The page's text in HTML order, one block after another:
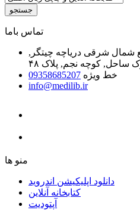
جستجو
ﺗﻤﺎﺱ ﺑﺎﻣﺎ
شمال شرقی دریاچه چیتگر,
کوچه نجم, پلاک ۴۸
خط ویژه 09358685207
info@medilib.ir
ﻣﻨﻮ ﻫﺎ
دانلود اپلیکیشن اندروید
ﮐﺘﺎﺑﺨﺎﻧﻪ ﺁﻧﻼﯾﻦ
ﺁﭘﺘﻮﺩﯾﺖ